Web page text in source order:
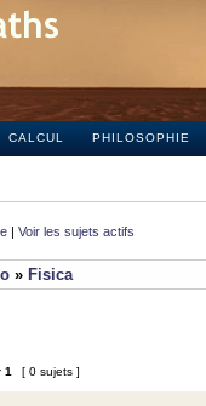
CALCUL PHILOSOPHIE
| Voir les sujets actifs
» Fisica
1 [ 0 sujets ]